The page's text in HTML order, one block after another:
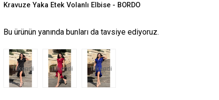
Kravuze Yaka Etek Volanlı Elbise - BORDO
Bu ürünün yanında bunları da tavsiye ediyoruz.
Tükendi Tükendi Tükendi